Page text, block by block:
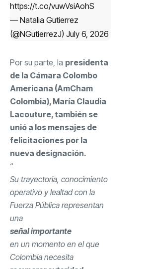
https://t.co/vuwVsiAohS
— Natalia Gutierrez
(@NGutierrezJ) July 6, 2026
Por su parte, la presidenta
de la Cámara Colombo
Americana (AmCham
Colombia), María Claudia
Lacouture, también se
unió a los mensajes de
felicitaciones por la
nueva designación.
“
Su trayectoria, conocimiento
operativo y lealtad con la
Fuerza Pública representan
una
señal importante
en un momento en el que
Colombia necesita